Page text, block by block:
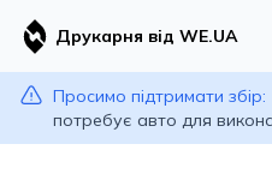
Друкарня від WE.UA
Просимо підтримати збір:
потребує авто для